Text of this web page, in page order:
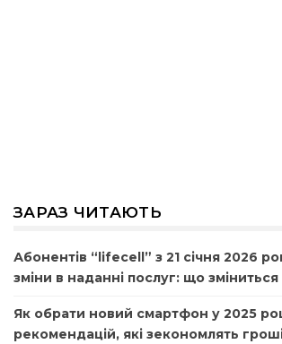
ЗАРАЗ ЧИТАЮТЬ
Абонентів “lifecell” з 21 січня 2026
зміни в наданні послуг: що зміниться
Як обрати новий смартфон у 2025
рекомендацій, які зекономлять